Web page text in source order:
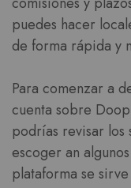
puedes hacer
de forma rápida y
Para comenzar a
cuenta sobre
podrías revisar los
escoger an
plataforma se